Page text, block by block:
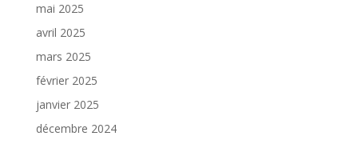
mai 2025
avril 2025
mars 2025
février 2025
janvier 2025
décembre 2024